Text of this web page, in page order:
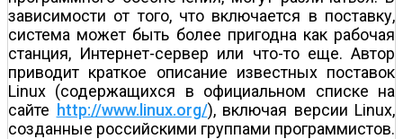
зависимости от того, что включается в поставку,
система может быть более пригодна как рабочая
станция, Интернет-сервер или что-то еще. Автор
приводит краткое описание известных поставок
Linux (содержащихся в официальном списке на
сайте http://www.linux.org/), включая версии Linux,
созданные российскими группами программистов.